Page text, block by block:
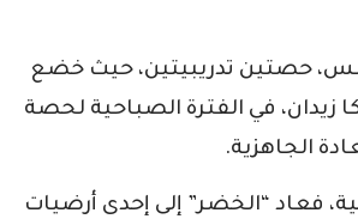
حصتين تدريبيتين، حيث خضع
زيدان، في الفترة الصباحية لحصة
الجاهزية.
فعاد “الخضر” إلى إحدى أرضيات